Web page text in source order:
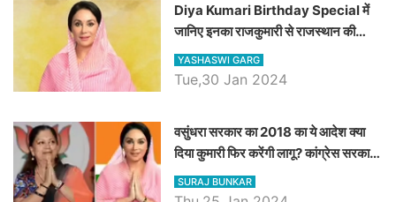
Diya Kumari Birthday Special में
जानिए इनका राजकुमारी से राजस्थान की
डिप्टी सीएम बनने तक का सफर, एक क्लिक में
जाने पूरा जीवन परिचय
YASHASWI GARG
Tue,30 Jan 2024
वसुंधरा सरकार का 2018 का ये आदेश क्या
दिया कुमारी फिर करेंगी लागू? कांग्रेस सरकार
ने किया था निरस्त
SURAJ BUNKAR